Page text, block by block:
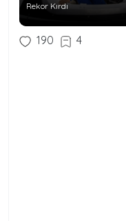
Rekor Kırdı
190 4